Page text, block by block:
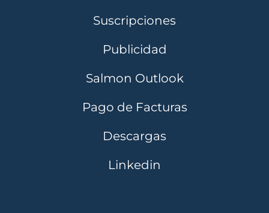
Suscripciones
Publicidad
Salmon Outlook
Pago de Facturas
Descargas
Linkedin